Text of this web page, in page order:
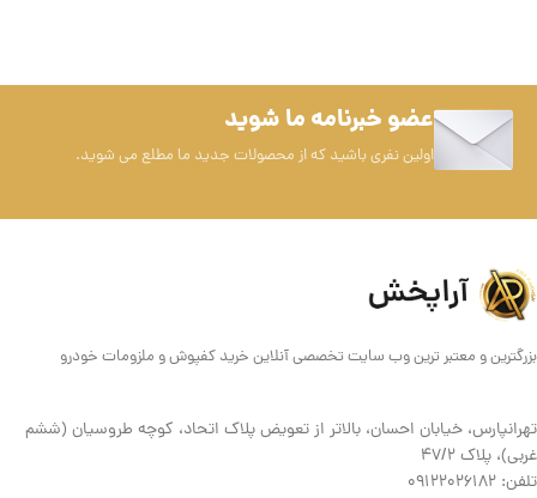
عضو خبرنامه ما شوید
اولین نفری باشید که از محصولات جدید ما مطلع می شوید.
بزرگترین و معتبر ترین وب سایت تخصصی آنلاین خرید کفپوش و ملزومات خودرو
تهرانپارس، خیابان احسان، بالاتر از تعویض پلاک اتحاد، کوچه طروسیان (ششم
غربی)، پلاک ۴۷/۲
تلفن: 09122026182